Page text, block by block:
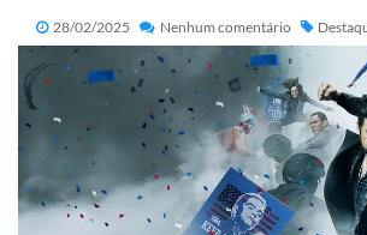
28/02/2025 Nenhum comentário